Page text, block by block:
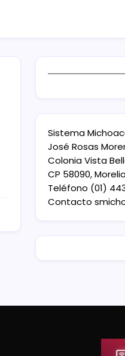
Sistema
José Rosas
Colonia Vista
CP 58090,
Teléfono (01)
Contacto